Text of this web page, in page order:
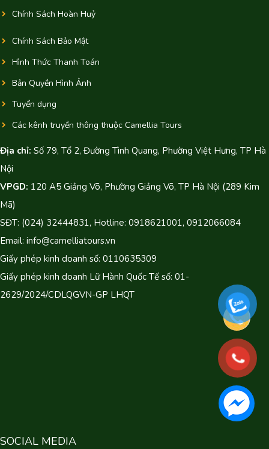
Chính Sách Hoàn Huỷ
Chính Sách Bảo Mật
Hình Thức Thanh Toán
Bản Quyền Hình Ảnh
Tuyển dụng
Các kênh truyền thông thuộc Camellia Tours
Địa chỉ: Số 79, Tổ 2, Đường Tình Quang, Phường Việt Hưng, TP Hà
Nội
VPGD: 120 A5 Giảng Võ, Phường Giảng Võ, TP Hà Nội (289 Kim
Mã)
SĐT: (024) 32444831, Hotline: 0918621001, 0912066084
Email: info@camelliatours.vn
Giấy phép kinh doanh số: 0110635309
Giấy phép kinh doanh Lữ Hành Quốc Tế số: 01-
2629/2024/CDLQGVN-GP LHQT
SOCIAL MEDIA